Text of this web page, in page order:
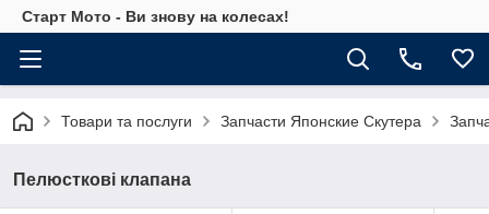
Старт Мото - Ви знову на колесах!
Товари та послуги Запчасти Японские Скутера
Пелюсткові клапана